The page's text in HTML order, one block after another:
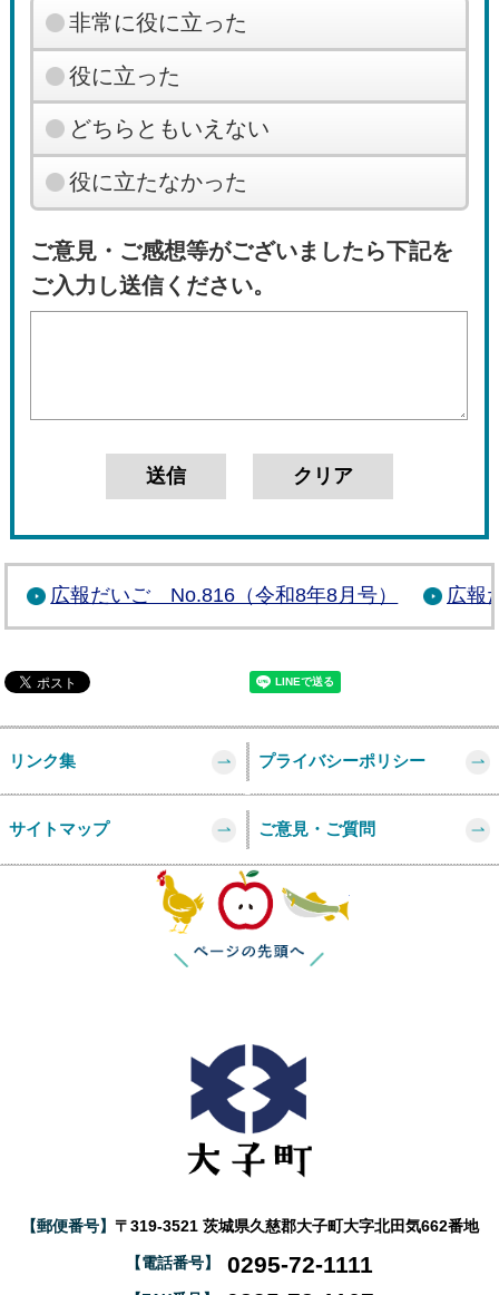
非常に役に立った
役に立った
どちらともいえない
役に立たなかった
ご意見・ご感想等がございましたら下記を
ご入力し送信ください。
広報だいご No.816（令和8年8月号） 広報
リンク集 プライバシーポリシー
サイトマップ ご意見・ご質問
【郵便番号】 〒319-3521 茨城県久慈郡大子町大字北田気662番地
【電話番号】 0295-72-1111